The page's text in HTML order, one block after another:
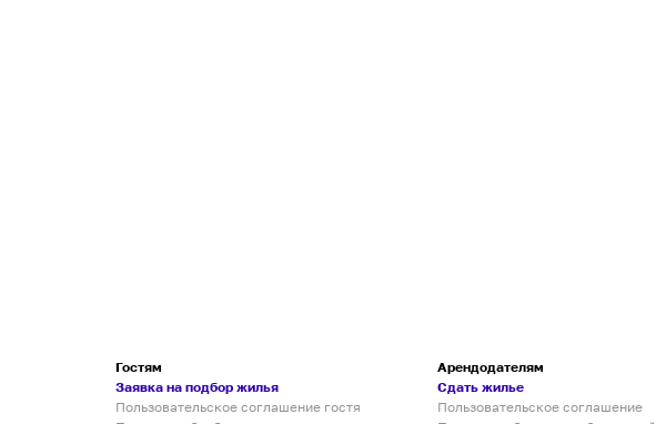
Гостям
Заявка на подбор жилья
Пользовательское соглашение гостя
Арендодателям
Сдать жилье
Пользовательское соглашение